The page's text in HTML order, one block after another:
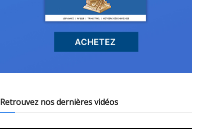
Retrouvez nos dernières vidéos